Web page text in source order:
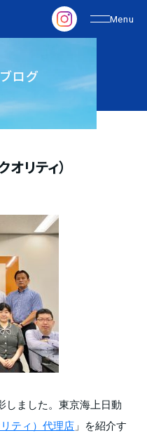
ブログ
リティ）
しました。東京海上日動
ティ）代理店 」を紹介す